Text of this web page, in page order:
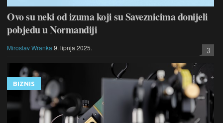
Ovo su neki od izuma koji su Saveznicima donijeli
pobjedu u Normandiji
Miroslav Wranka 9. lipnja 2025. 3
BIZNIS